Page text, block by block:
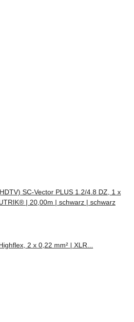
SC-Vector PLUS 1.2/4.8 DZ, 1 x
| 20,00m | schwarz | schwarz